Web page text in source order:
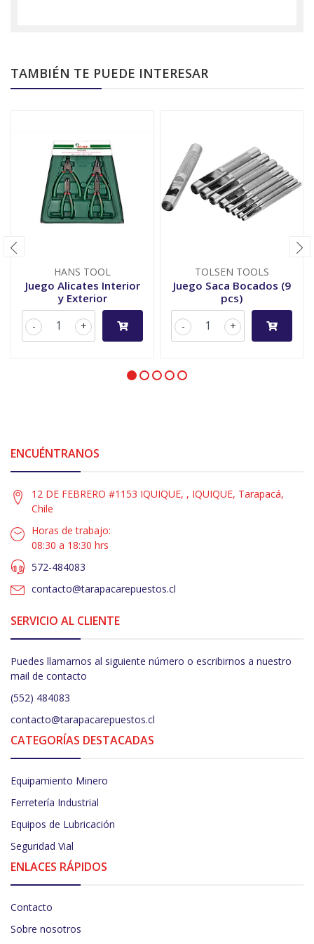
TAMBIÉN TE PUEDE INTERESAR
HANS TOOL
Juego Alicates Interior
y Exterior
+
-
TOLSEN TOOLS
Juego Saca Bocados (9
pcs)
+
-
ENCUÉNTRANOS
12 DE FEBRERO #1153 IQUIQUE, , IQUIQUE, Tarapacá,
Chile
Horas de trabajo:
08:30 a 18:30 hrs
572-484083
contacto@tarapacarepuestos.cl
SERVICIO AL CLIENTE
Puedes llamarnos al siguiente número o escribirnos a nuestro
mail de contacto
(552) 484083
contacto@tarapacarepuestos.cl
CATEGORÍAS DESTACADAS
Equipamiento Minero
Ferretería Industrial
Equipos de Lubricación
Seguridad Vial
ENLACES RÁPIDOS
Contacto
Sobre nosotros